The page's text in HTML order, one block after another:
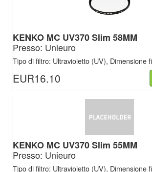
KENKO MC UV370 Slim 58MM
Presso: Unieuro
Tipo di filtro: Ultravioletto (UV), Dimensione
EUR16.10
KENKO MC UV370 Slim 55MM
Presso: Unieuro
Tipo di filtro: Ultravioletto (UV), Dimensione